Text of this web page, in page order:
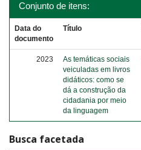
Conjunto de itens:
Data do
documento
Título
2023
As temáticas sociais
veiculadas em livros
didáticos: como se
dá a construção da
cidadania por meio
da linguagem
Busca facetada